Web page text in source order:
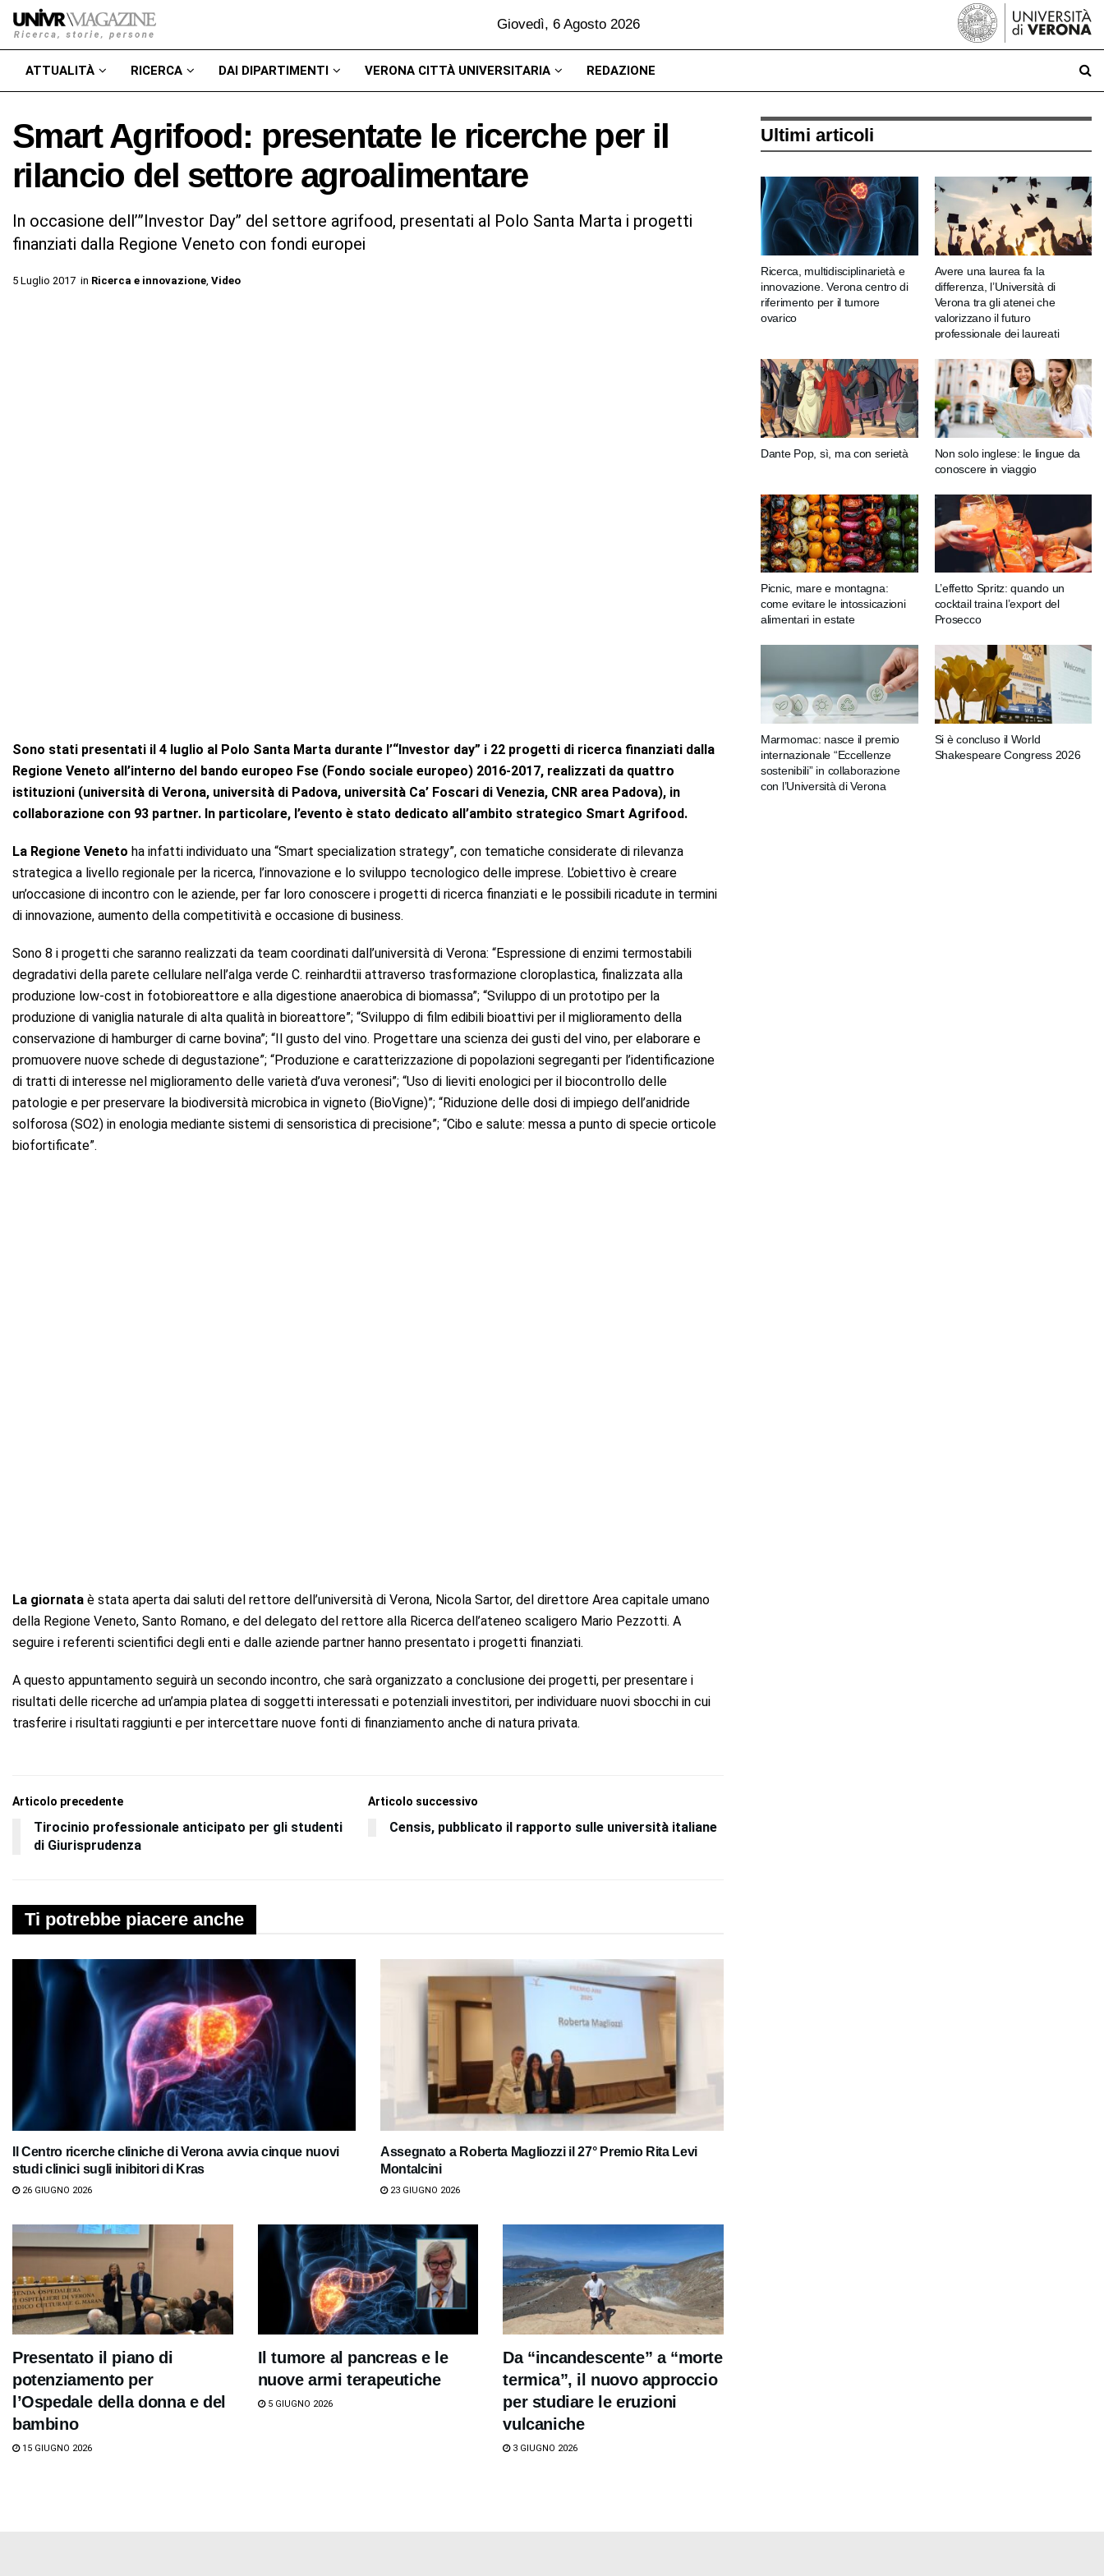
Giovedì, 6 Agosto 2026
ATTUALITÀ RICERCA DAI DIPARTIMENTI VERONA CITTÀ UNIVERSITARIA REDAZIONE
Smart Agrifood: presentate le ricerche per il
rilancio del settore agroalimentare
In occasione dell’”Investor Day” del settore agrifood, presentati al Polo Santa Marta i progetti
finanziati dalla Regione Veneto con fondi europei
5 Luglio 2017 in Ricerca e innovazione Video
Sono stati presentati il 4 luglio al Polo Santa Marta durante l’“Investor day” i 22 progetti di ricerca finanziati dalla
Regione Veneto all’interno del bando europeo Fse (Fondo sociale europeo) 2016-2017, realizzati da quattro
istituzioni (università di Verona, università di Padova, università Ca’ Foscari di Venezia, CNR area Padova), in
collaborazione con 93 partner. In particolare, l’evento è stato dedicato all’ambito strategico Smart Agrifood.
La Regione Veneto ha infatti individuato una “Smart specialization strategy”, con tematiche considerate di rilevanza
strategica a livello regionale per la ricerca, l’innovazione e lo sviluppo tecnologico delle imprese. L’obiettivo è creare
un’occasione di incontro con le aziende, per far loro conoscere i progetti di ricerca finanziati e le possibili ricadute in termini
di innovazione, aumento della competitività e occasione di business.
Sono 8 i progetti che saranno realizzati da team coordinati dall’università di Verona: “Espressione di enzimi termostabili
degradativi della parete cellulare nell’alga verde C. reinhardtii attraverso trasformazione cloroplastica, finalizzata alla
produzione low-cost in fotobioreattore e alla digestione anaerobica di biomassa”; “Sviluppo di un prototipo per la
produzione di vaniglia naturale di alta qualità in bioreattore”; “Sviluppo di film edibili bioattivi per il miglioramento della
conservazione di hamburger di carne bovina”; “Il gusto del vino. Progettare una scienza dei gusti del vino, per elaborare e
promuovere nuove schede di degustazione”; “Produzione e caratterizzazione di popolazioni segreganti per l’identificazione
di tratti di interesse nel miglioramento delle varietà d’uva veronesi”; “Uso di lieviti enologici per il biocontrollo delle
patologie e per preservare la biodiversità microbica in vigneto (BioVigne)”; “Riduzione delle dosi di impiego dell’anidride
solforosa (SO2) in enologia mediante sistemi di sensoristica di precisione”; “Cibo e salute: messa a punto di specie orticole
biofortificate”.
La giornata è stata aperta dai saluti del rettore dell’università di Verona, Nicola Sartor, del direttore Area capitale umano
della Regione Veneto, Santo Romano, e del delegato del rettore alla Ricerca dell’ateneo scaligero Mario Pezzotti. A
seguire i referenti scientifici degli enti e dalle aziende partner hanno presentato i progetti finanziati.
A questo appuntamento seguirà un secondo incontro, che sarà organizzato a conclusione dei progetti, per presentare i
risultati delle ricerche ad un’ampia platea di soggetti interessati e potenziali investitori, per individuare nuovi sbocchi in cui
trasferire i risultati raggiunti e per intercettare nuove fonti di finanziamento anche di natura privata.
Articolo precedente
Tirocinio professionale anticipato per gli studenti
di Giurisprudenza
Articolo successivo
Censis, pubblicato il rapporto sulle università italiane
Ti potrebbe piacere anche
Il Centro ricerche cliniche di Verona avvia cinque nuovi
studi clinici sugli inibitori di Kras
26 GIUGNO 2026
Assegnato a Roberta Magliozzi il 27° Premio Rita Levi
Montalcini
23 GIUGNO 2026
Presentato il piano di
potenziamento per
l’Ospedale della donna e del
bambino
15 GIUGNO 2026
Il tumore al pancreas e le
nuove armi terapeutiche
5 GIUGNO 2026
Da “incandescente” a “morte
termica”, il nuovo approccio
per studiare le eruzioni
vulcaniche
3 GIUGNO 2026
Ultimi articoli
Ricerca, multidisciplinarietà e
innovazione. Verona centro di
riferimento per il tumore
ovarico
Avere una laurea fa la
differenza, l’Università di
Verona tra gli atenei che
valorizzano il futuro
professionale dei laureati
Dante Pop, sì, ma con serietà
Non solo inglese: le lingue da
conoscere in viaggio
Picnic, mare e montagna:
come evitare le intossicazioni
alimentari in estate
L’effetto Spritz: quando un
cocktail traina l’export del
Prosecco
Marmomac: nasce il premio
internazionale “Eccellenze
sostenibili” in collaborazione
con l’Università di Verona
Si è concluso il World
Shakespeare Congress 2026